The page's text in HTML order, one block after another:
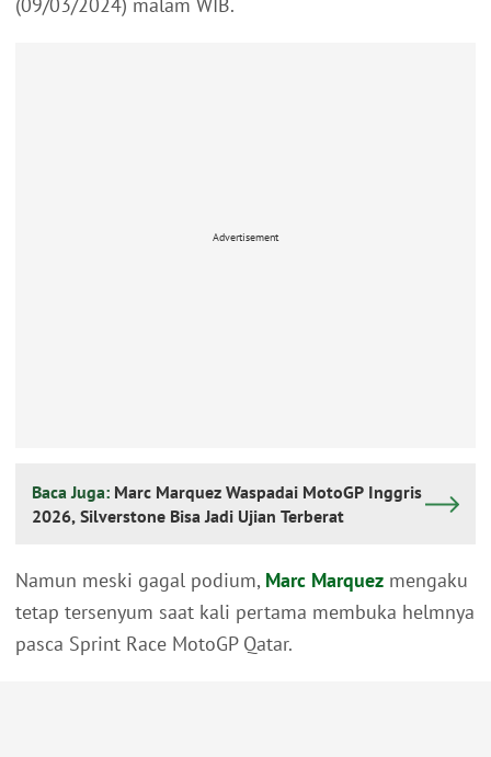
(09/03/2024) malam WIB.
Advertisement
Baca Juga: Marc Marquez Waspadai MotoGP Inggris
2026, Silverstone Bisa Jadi Ujian Terberat
Namun meski gagal podium, Marc Marquez mengaku
tetap tersenyum saat kali pertama membuka helmnya
pasca Sprint Race MotoGP Qatar.